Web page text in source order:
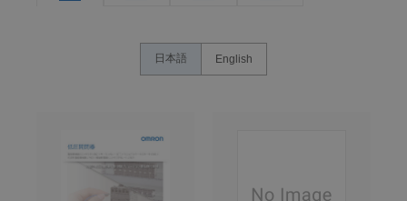
日本語 English